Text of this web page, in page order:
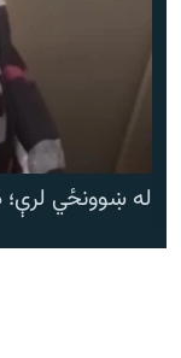
له ښوونځي لرې؛